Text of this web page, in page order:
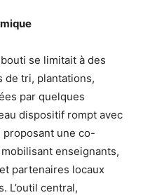
se limitait à des
de tri, plantations,
par quelques
dispositif rompt avec
une co-
enseignants,
partenaires locaux
L’outil central,